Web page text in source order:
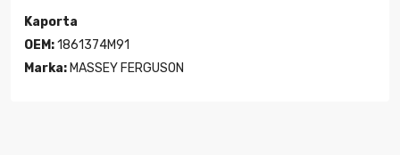
Kaporta
OEM:1861374M91
Marka: MASSEY FERGUSON